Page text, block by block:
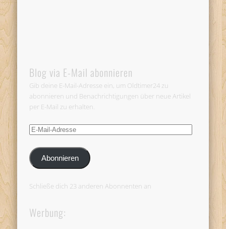
Blog via E-Mail abonnieren
Gib deine E-Mail-Adresse ein, um Oldtimer24 zu
abonnieren und Benachrichtigungen über neue Artikel
per E-Mail zu erhalten.
E-
Adresse
Abonnieren
Schließe dich 23 anderen Abonnenten an
Werbung: